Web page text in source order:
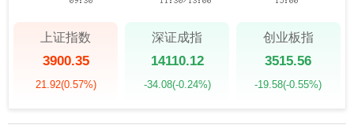
上证指数
3900.35
21.92(0.57%)
深证成指
14110.12
-34.08(-0.24%)
创业板指
3515.56
-19.58(-0.55%)